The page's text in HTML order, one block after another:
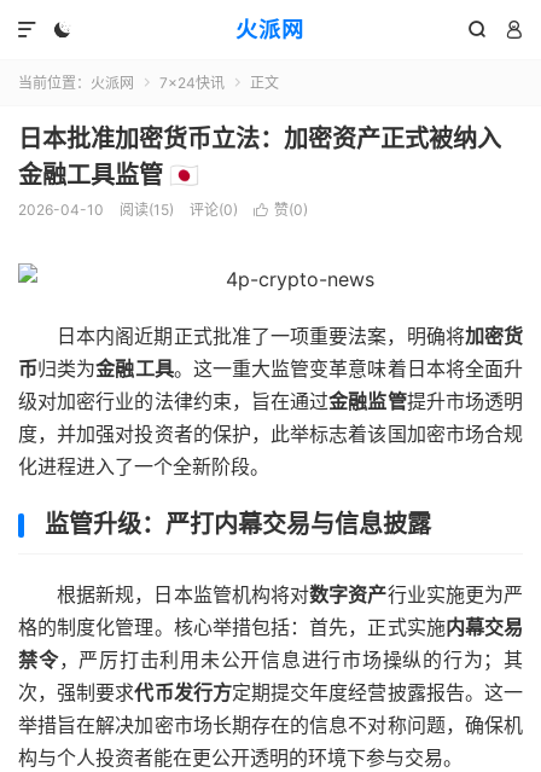
火派网
  

当前位置： 火派网  7×24快讯  正文
日本批准加密货币立法：加密资产正式被纳入
金融工具监管 🇯🇵
2026-04-10 阅读(15) 评论(0)  赞(0)
日本内阁近期正式批准了一项重要法案，明确将加密货
币归类为金融工具。这一重大监管变革意味着日本将全面升
级对加密行业的法律约束，旨在通过金融监管提升市场透明
度，并加强对投资者的保护，此举标志着该国加密市场合规
化进程进入了一个全新阶段。
监管升级：严打内幕交易与信息披露
根据新规，日本监管机构将对数字资产行业实施更为严
格的制度化管理。核心举措包括：首先，正式实施内幕交易
禁令，严厉打击利用未公开信息进行市场操纵的行为；其
次，强制要求代币发行方定期提交年度经营披露报告。这一
举措旨在解决加密市场长期存在的信息不对称问题，确保机
构与个人投资者能在更公开透明的环境下参与交易。